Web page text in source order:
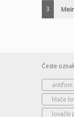
3
Česte
antifoni
hlače
lovački